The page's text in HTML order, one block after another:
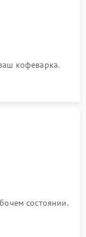
кофеварка.
состоянии.